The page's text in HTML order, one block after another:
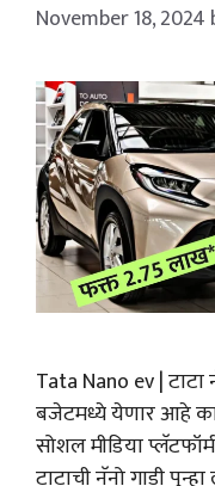
November 18, 2024
Tata Nano ev | टाटा
बजेटमध्ये येणार आहे
सोशल मीडिया
टाटाची नॅनो गाडी